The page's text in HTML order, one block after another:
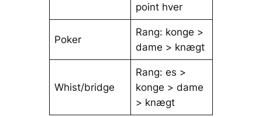
point hver
Poker
Rang: konge >
dame > knægt
Whist/bridge
Rang: es >
konge > dame
> knægt